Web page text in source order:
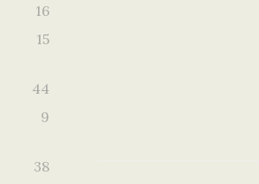
16
15
44
9
38